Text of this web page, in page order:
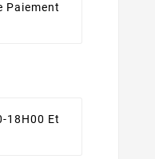
Paiement
18H00 Et